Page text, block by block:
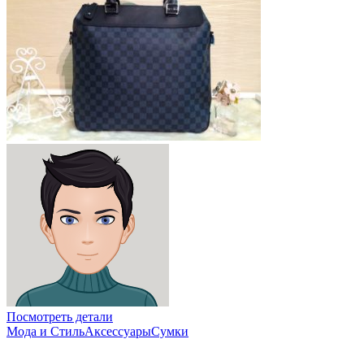
Посмотреть детали
Мода и СтильАксессуарыСумки